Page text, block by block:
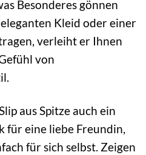
Besonderes gönnen
Kleid oder einer
verleiht er Ihnen
von
aus Spitze auch ein
für eine liebe Freundin,
für sich selbst. Zeigen